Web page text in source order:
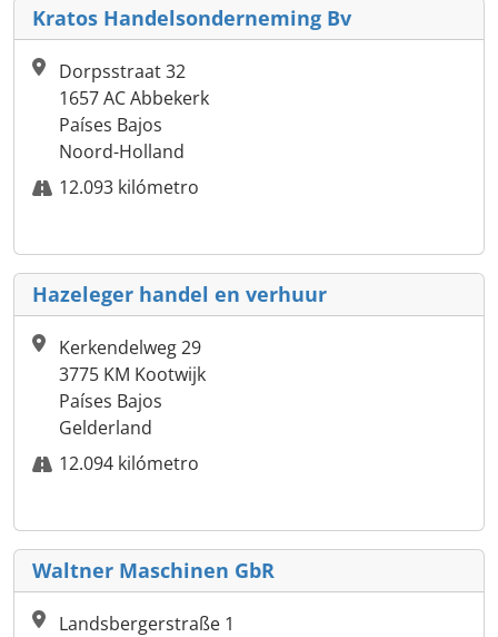
Kratos Handelsonderneming Bv
Dorpsstraat 32
1657 AC Abbekerk
Países Bajos
Noord-Holland
12.093 kilómetro
Hazeleger handel en verhuur
Kerkendelweg 29
3775 KM Kootwijk
Países Bajos
Gelderland
12.094 kilómetro
Waltner Maschinen GbR
Landsbergerstraße 1